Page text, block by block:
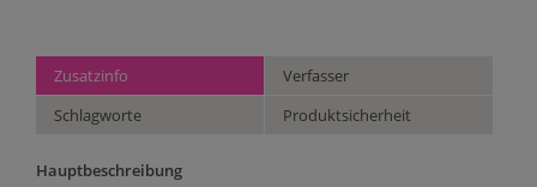
Zusatzinfo
Verfasser
Schlagworte
Produktsicherheit
Hauptbeschreibung